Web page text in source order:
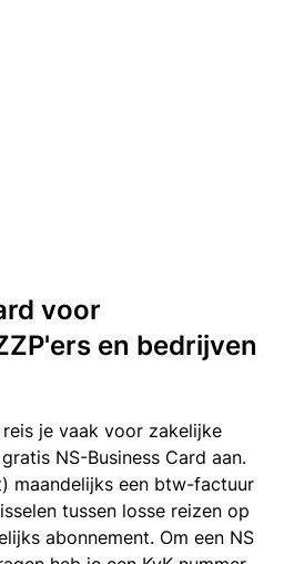
voor
en bedrijven
je vaak voor zakelijke
NS-Business Card aan.
maandelijks een btw-factuur
tussen losse reizen op
abonnement. Om een NS